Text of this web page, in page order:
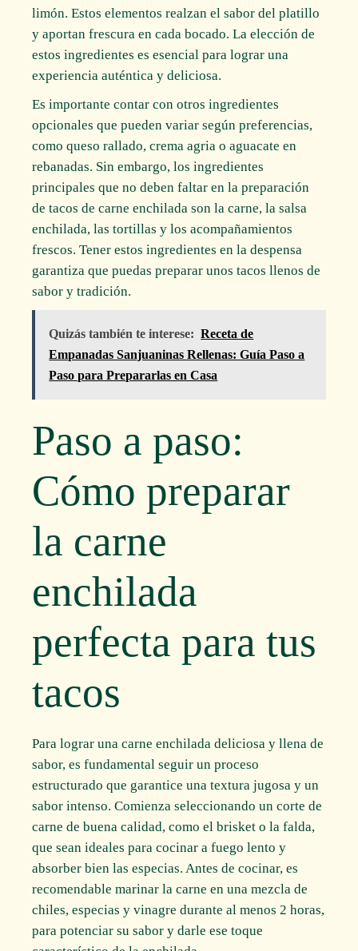
limón. Estos elementos realzan el sabor del platillo
y aportan frescura en cada bocado. La elección de
estos ingredientes es esencial para lograr una
experiencia auténtica y deliciosa.
Es importante contar con otros ingredientes
opcionales que pueden variar según preferencias,
como queso rallado, crema agria o aguacate en
rebanadas. Sin embargo, los ingredientes
principales que no deben faltar en la preparación
de tacos de carne enchilada son la carne, la salsa
enchilada, las tortillas y los acompañamientos
frescos. Tener estos ingredientes en la despensa
garantiza que puedas preparar unos tacos llenos de
sabor y tradición.
Quizás también te interese: Receta de
Empanadas Sanjuaninas Rellenas: Guía Paso a
Paso para Prepararlas en Casa
Paso a paso:
Cómo preparar
la carne
enchilada
perfecta para tus
tacos
Para lograr una carne enchilada deliciosa y llena de
sabor, es fundamental seguir un proceso
estructurado que garantice una textura jugosa y un
sabor intenso. Comienza seleccionando un corte de
carne de buena calidad, como el brisket o la falda,
que sean ideales para cocinar a fuego lento y
absorber bien las especias. Antes de cocinar, es
recomendable marinar la carne en una mezcla de
chiles, especias y vinagre durante al menos 2 horas,
para potenciar su sabor y darle ese toque